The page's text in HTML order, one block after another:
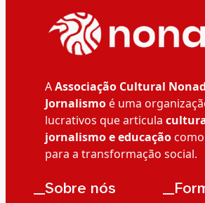
AAssociação Cultural
Jornalismoé uma
lucrativos que articula
jornalismo e educação
para a transformação social.
__Sobre nós